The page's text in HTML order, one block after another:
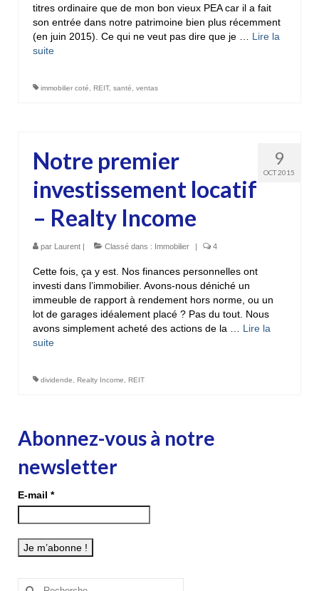
titres ordinaire que de mon bon vieux PEA car il a fait
son entrée dans notre patrimoine bien plus récemment
(en juin 2015). Ce qui ne veut pas dire que je … Lire la
suite­­
immobilier coté REIT, santé ventas
9
OCT 2015
Notre premier
investissement locatif
– Realty Income
par Laurent | Classé dans : Immobilier | 4
Cette fois, ça y est. Nos finances personnelles ont
investi dans l’immobilier. Avons-nous déniché un
immeuble de rapport à rendement hors norme, ou un
lot de garages idéalement placé ? Pas du tout. Nous
avons simplement acheté des actions de la … Lire la
suite­­
dividende Realty Income REIT
Abonnez-vous à notre
newsletter
E-mail *
Rechercher